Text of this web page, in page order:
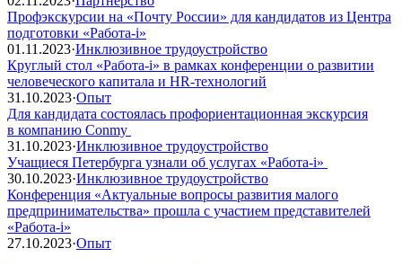
Профэкскурсии на «Почту России» для кандидатов из Центра
подготовки «Работа-i»
01.11.2023·Инклюзивное трудоустройство
Круглый стол «Работа-i» в рамках конференции о развитии
человеческого капитала и HR-технологий
31.10.2023·Опыт
Для кандидата состоялась профориентационная экскурсия
в компанию Conmy
31.10.2023·Инклюзивное трудоустройство
Учащиеся Петербурга узнали об услугах «Работа-i»
30.10.2023·Инклюзивное трудоустройство
Конференция «Актуальные вопросы развития малого
предпринимательства» прошла с участием представителей
«Работа-i»
27.10.2023·Опыт